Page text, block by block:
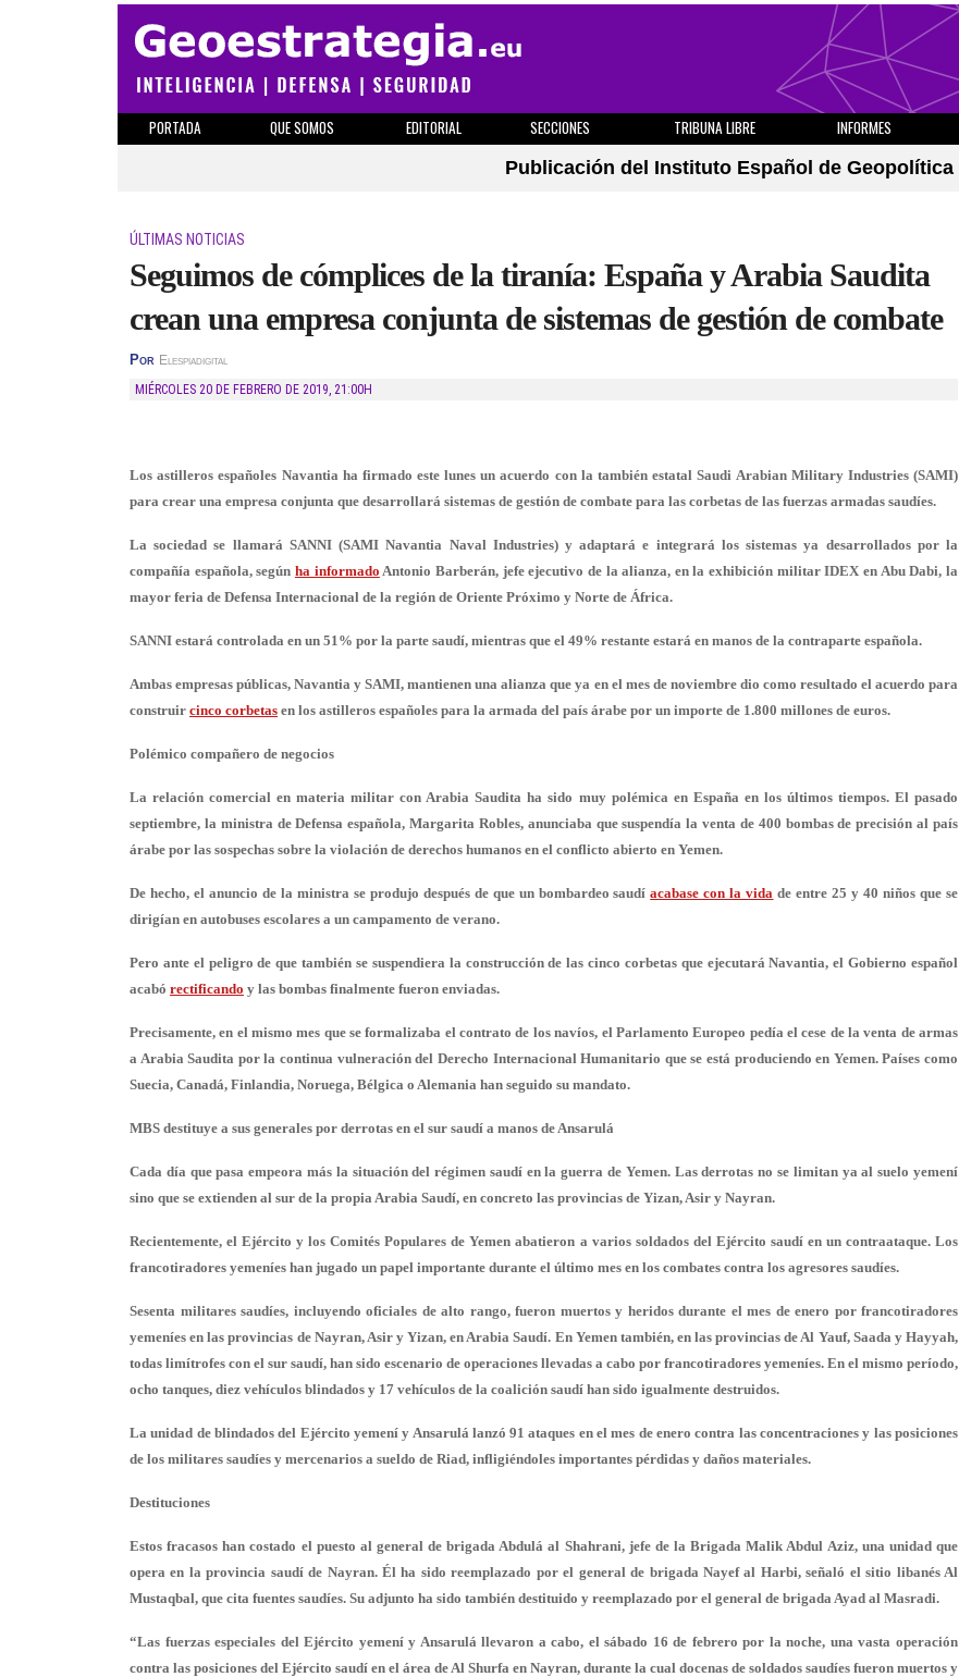
PORTADA QUE SOMOS EDITORIAL SECCIONES TRIBUNA LIBRE INFORMES
Publicación del Instituto Español de Geopolítica
ÚLTIMAS NOTICIAS
Seguimos de cómplices de la tiranía: España y Arabia Saudita
crean una empresa conjunta de sistemas de gestión de combate
Por Elespiadigital
MIÉRCOLES 20 DE FEBRERO DE 2019, 21:00H
Los astilleros españoles Navantia ha firmado este lunes un acuerdo con la también estatal Saudi Arabian Military Industries (SAMI)
para crear una empresa conjunta que desarrollará sistemas de gestión de combate para las corbetas de las fuerzas armadas saudíes.
La sociedad se llamará SANNI (SAMI Navantia Naval Industries) y adaptará e integrará los sistemas ya desarrollados por la
compañía española, según ha informado Antonio Barberán, jefe ejecutivo de la alianza, en laexhibición militar IDEX en Abu Dabi, la
mayor feria de Defensa Internacional de la región de Oriente Próximo y Norte de África.
SANNI estará controlada en un 51% por la parte saudí, mientras que el 49% restante estará en manos de la contraparte española.
Ambas empresas públicas, Navantia y SAMI, mantienen una alianza que ya en el mes de noviembre dio como resultado el acuerdo para
construir cinco corbetas en los astilleros españoles para la armada del país árabe por un importe de 1.800 millones de euros.
Polémico compañero de negocios
La relación comercial en materia militar con Arabia Saudita ha sido muy polémica en España en los últimos tiempos. El pasado
septiembre, la ministra de Defensa española, Margarita Robles, anunciaba quesuspendía la venta de 400 bombasde precisión al país
árabe por las sospechas sobre la violación de derechos humanos en el conflicto abierto en Yemen.
De hecho, el anuncio de la ministra se produjo después de que un bombardeo saudíacabase con la vida de entre 25 y 40 niños que se
dirigían en autobuses escolares a un campamento de verano.
Pero ante el peligro de que también se suspendiera la construcción de las cinco corbetas que ejecutará Navantia,el Gobierno español
acabó rectificando y las bombas finalmente fueron enviadas.
Precisamente, en el mismo mes que se formalizaba el contrato de los navíos, el Parlamento Europeo pedía el cese de la venta de armas
a Arabia Saudita por lacontinua vulneración del Derecho Internacional Humanitario que se está produciendo en Yemen. Países como
Suecia, Canadá, Finlandia, Noruega, Bélgica o Alemania han seguido su mandato.
MBS destituye a sus generales por derrotas en el sur saudí a manos de Ansarulá
Cada día que pasa empeora más la situación del régimen saudí en la guerra de Yemen. Las derrotas no se limitan ya al suelo yemení
sino que se extienden al sur de la propia Arabia Saudí, en concreto las provincias de Yizan, Asir y Nayran.
Recientemente, el Ejército y los Comités Populares de Yemen abatieron a varios soldados del Ejército saudí en un contraataque. Los
francotiradores yemeníes han jugado un papel importante durante el último mes en los combates contra los agresores saudíes.
Sesenta militares saudíes, incluyendo oficiales de alto rango, fueron muertos y heridos durante el mes de enero por francotiradores
yemeníes en las provincias de Nayran, Asir y Yizan, en Arabia Saudí. En Yemen también, en las provincias de Al Yauf, Saada y Hayyah,
todas limítrofes con el sur saudí, han sido escenario de operaciones llevadas a cabo por francotiradores yemeníes. En el mismo período,
ocho tanques, diez vehículos blindados y 17 vehículos de la coalición saudí han sido igualmente destruidos.
La unidad de blindados del Ejército yemení y Ansarulá lanzó 91 ataques en el mes de enero contra las concentraciones y las posiciones
de los militares saudíes y mercenarios a sueldo de Riad, infligiéndoles importantes pérdidas y daños materiales.
Destituciones
Estos fracasos han costado el puesto al general de brigada Abdulá al Shahrani, jefe de la Brigada Malik Abdul Aziz, una unidad que
opera en la provincia saudí de Nayran. Él ha sido reemplazado por el general de brigada Nayef al Harbi, señaló el sitio libanés Al
Mustaqbal, que cita fuentes saudíes. Su adjunto ha sido también destituido y reemplazado por el general de brigada Ayad al Masradi.
“Las fuerzas especiales del Ejército yemení y Ansarulá llevaron a cabo, el sábado 16 de febrero por la noche, una vasta operación
contra las posiciones del Ejército saudí en el área de Al Shurfa en Nayran, durante la cual docenas de soldados saudíes fueron muertos y